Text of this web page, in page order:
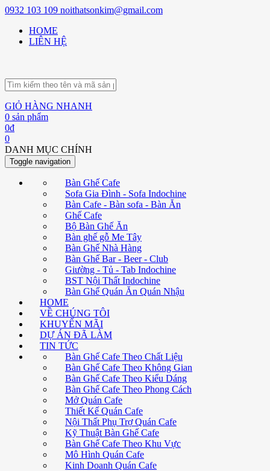
0932 103 109 noithatsonkim@gmail.com
HOME
LIÊN HỆ
GIỎ HÀNG NHANH
0 sản phẩm
0đ
0
DANH MỤC CHÍNH
Toggle navigation
Bàn Ghế Cafe
Sofa Gia Đình - Sofa Indochine
Bàn Cafe - Bàn sofa - Bàn Ăn
Ghế Cafe
Bộ Bàn Ghế Ăn
Bàn ghế gỗ Me Tây
Bàn Ghế Nhà Hàng
Bàn Ghế Bar - Beer - Club
Giường - Tủ - Tab Indochine
BST Nội Thất Indochine
Bàn Ghế Quán Ăn Quán Nhậu
HOME
VỀ CHÚNG TÔI
KHUYẾN MÃI
DỰ ÁN ĐÃ LÀM
TIN TỨC
Bàn Ghế Cafe Theo Chất Liệu
Bàn Ghế Cafe Theo Không Gian
Bàn Ghế Cafe Theo Kiểu Dáng
Bàn Ghế Cafe Theo Phong Cách
Mở Quán Cafe
Thiết Kế Quán Cafe
Nội Thất Phụ Trợ Quán Cafe
Kỹ Thuật Bàn Ghế Cafe
Bàn Ghế Cafe Theo Khu Vực
Mô Hình Quán Cafe
Kinh Doanh Quán Cafe